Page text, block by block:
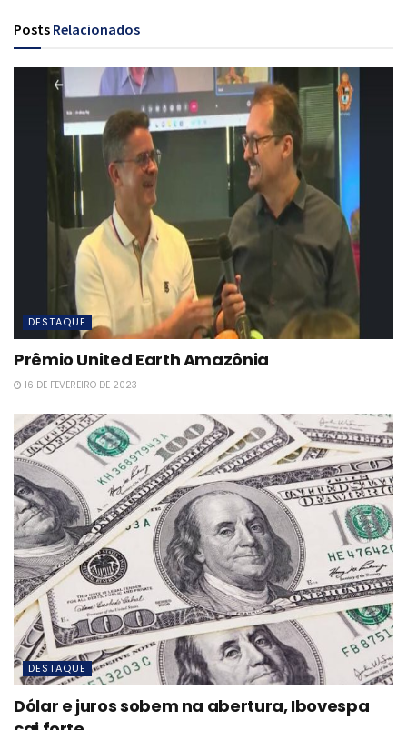
Posts Relacionados
DESTAQUE
Prêmio United Earth Amazônia
16 DE FEVEREIRO DE 2023
DESTAQUE
Dólar e juros sobem na abertura, Ibovespa